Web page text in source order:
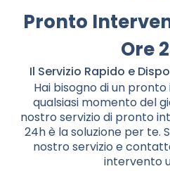
Pronto
Ore
Il Servizio Rapido e
Hai bisogno di un
qualsiasi momento del
nostro servizio di pronto
24h è la soluzione per te.
nostro servizio e
intervento